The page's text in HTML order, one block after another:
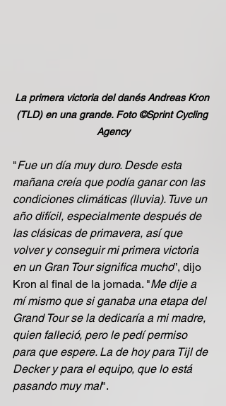
La primera victoria del danés Andreas Kron
(TLD) en una grande. Foto ©Sprint Cycling
Agency
"Fue un día muy duro. Desde esta
mañana creía que podía ganar con las
condiciones climáticas (lluvia). Tuve un
año difícil, especialmente después de
las clásicas de primavera, así que
volver y conseguir mi primera victoria
en un Gran Tour significa mucho”, dijo
Kron al final de la jornada. "Me dije a
mí mismo que si ganaba una etapa del
Grand Tour se la dedicaría a mi madre,
quien falleció, pero le pedí permiso
para que espere. La de hoy para Tijl de
Decker y para el equipo, que lo está
pasando muy mal".